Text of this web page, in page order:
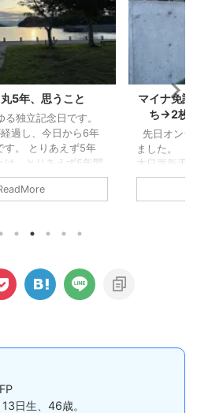
5年、思うこと
独立記念日です。
過し、今日から6年
す。 とりあえず5年
は、とりあえず5年間
、よかった！という感
0スタートではなかっ
はなかったわけですか
活できたことに感謝で
りの形ではない 正
いたカタチになって
...
マイナ免
ち→2枚
先日オンラ
ました。
本日更新手
（行こうと
日生、46歳。